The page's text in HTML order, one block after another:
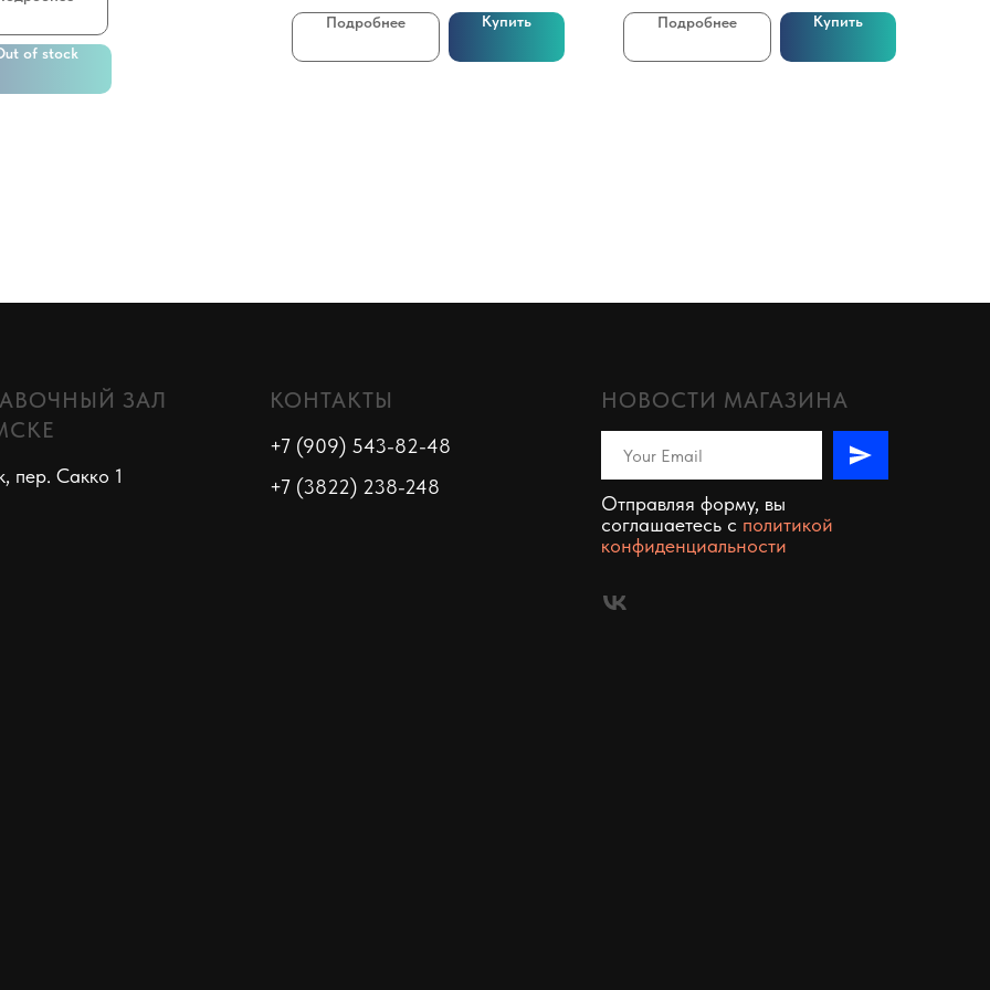
of stock
Подробнее Купить Подробнее Купить
ЗАЛ
пер. Сакко 1
КОНТАКТЫ
+7 (909) 543-82-48
+7 (3822) 238-248
НОВОСТИ МАГАЗИНА
Отправляя форму, вы
соглашаетесь c политикой
конфиденциальности